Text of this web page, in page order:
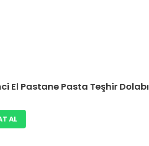
El Pastane Pasta Teşhir Dolabı
AL